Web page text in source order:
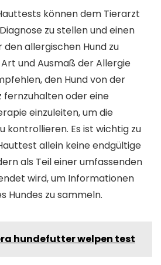
können dem Tierarzt
zu stellen und einen
allergischen Hund zu
und Ausmaß der Allergie
den Hund von der
fernzuhalten oder eine
einzuleiten, um die
kontrollieren. Es ist wichtig zu
allein keine endgültige
als Teil einer umfassenden
wird, um Informationen
Hundes zu sammeln.
hundefutter welpen test